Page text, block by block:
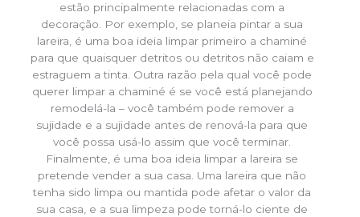
estão principalmente relacionadas com a
decoração. Por exemplo, se planeia pintar a sua
lareira, é uma boa ideia limpar primeiro a chaminé
para que quaisquer detritos ou detritos não caiam e
estraguem a tinta. Outra razão pela qual você pode
querer limpar a chaminé é se você está planejando
remodelá-la – você também pode remover a
sujidade e a sujidade antes de renová-la para que
você possa usá-lo assim que você terminar.
Finalmente, é uma boa ideia limpar a lareira se
pretende vender a sua casa. Uma lareira que não
tenha sido limpa ou mantida pode afetar o valor da
sua casa, e a sua limpeza pode torná-lo ciente de